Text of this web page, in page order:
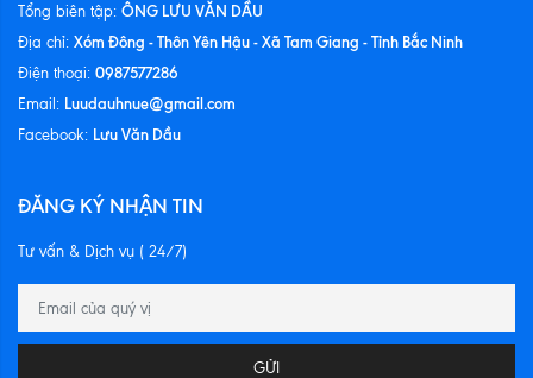
Tổng biên tập: ÔNG LƯU VĂN DẦU
Địa chỉ: Xóm Đông - Thôn Yên Hậu - Xã Tam Giang - Tỉnh Bắc Ninh
Điện thoại: 0987577286
Email: Luudauhnue@gmail.com
Facebook: Lưu Văn Dầu
ĐĂNG KÝ NHẬN TIN
Tư vấn & Dịch vụ ( 24/7)
GỬI